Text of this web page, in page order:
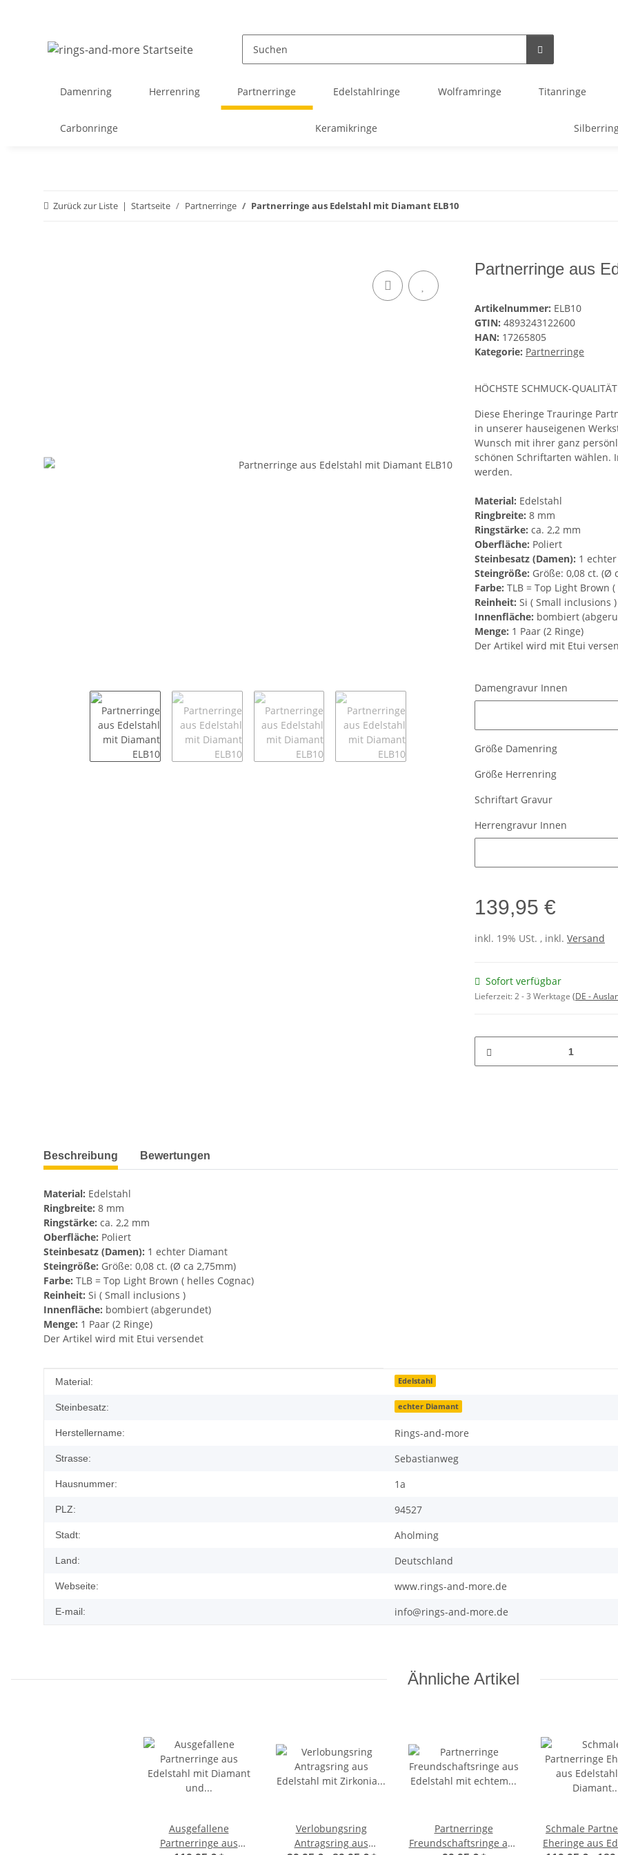
Damenring Herrenring Partnerringe Edelstahlringe Wolframringe Titanringe
Carbonringe Keramikringe
Zurück zur Liste Startseite Partnerringe Partnerringe aus Edelstahl mit Diamant ELB10
Partnerringe aus
Artikelnummer: ELB10
GTIN: 4893243122600
HAN: 17265805
Kategorie: Partnerringe
HÖCHSTE SCHMUCK-
Diese Eheringe Trauringe
in unserer hauseigenen
Wunsch mit ihrer ganz
schönen Schriftarten wählen.
werden.
Material: Edelstahl
Ringbreite: 8 mm
Ringstärke: ca. 2,2 mm
Oberfläche: Poliert
Steinbesatz (Damen): 1
Steingröße: Größe: 0,08 ct. (Ø
Farbe: TLB = Top Light Brown
Reinheit: Si ( Small inclusions )
Innenfläche: bombiert
Menge: 1 Paar (2 Ringe)
Der Artikel wird mit Etui
Damengravur Innen
Größe Damenring
Größe Herrenring
Schriftart Gravur
Herrengravur Innen
139,95 €
inkl. 19% USt. , inkl. Versand
Sofort verfügbar
Lieferzeit:2 - 3 Werktage (DE -
weitere Registerkarten anzeigen
Beschreibung Bewertungen
Material: Edelstahl
Ringbreite: 8 mm
Ringstärke: ca. 2,2 mm
Oberfläche: Poliert
Steinbesatz (Damen): 1 echter Diamant
Steingröße: Größe: 0,08 ct. (Ø ca 2,75mm)
Farbe: TLB = Top Light Brown ( helles Cognac)
Reinheit: Si ( Small inclusions )
Innenfläche: bombiert (abgerundet)
Menge: 1 Paar (2 Ringe)
Der Artikel wird mit Etui versendet
Produkteigenschaft
Wert
Material: Edelstahl
Steinbesatz: echter Diamant
Herstellername: Rings-and-more
Strasse: Sebastianweg
Hausnummer: 1a
PLZ: 94527
Stadt: Aholming
Land: Deutschland
Webseite: www.rings-and-more.de
E-mail: info@rings-and-more.de
Ähnliche Artikel
Ausgefallene
Partnerringe aus
Verlobungsring
Antragsring aus
Partnerringe
Freundschaftsringe aus
Schmale
Eheringe aus